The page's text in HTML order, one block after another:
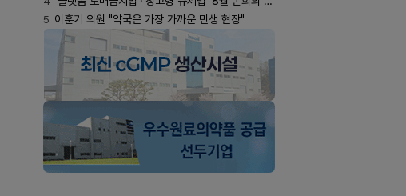
5 이훈기 의원 "약국은 가장 가까운 민생 현장"